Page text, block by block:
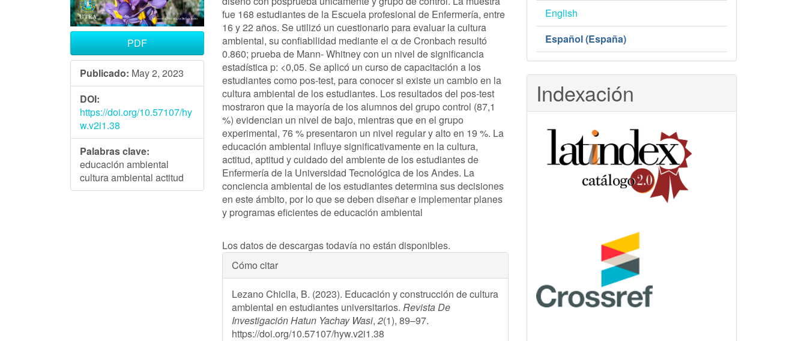
PDF
Publicado: May 2, 2023
DOI:
https://doi.org/10.57107/hy
w.v2i1.38
Palabras clave:
educación ambiental
cultura ambiental actitud
fue 168 estudiantes de la Escuela profesional de Enfermería, entre
16 y 22 años. Se utilizó un cuestionario para evaluar la cultura
ambiental, su confiabilidad mediante el α de Cronbach resultó
0.860; prueba de Mann- Whitney con un nivel de significancia
estadística p: <0,05. Se aplicó un curso de capacitación a los
estudiantes como pos-test, para conocer si existe un cambio en la
cultura ambiental de los estudiantes. Los resultados del pos-test
mostraron que la mayoría de los alumnos del grupo control (87,1
%) evidencian un nivel de bajo, mientras que en el grupo
experimental, 76 % presentaron un nivel regular y alto en 19 %. La
educación ambiental influye significativamente en la cultura,
actitud, aptitud y cuidado del ambiente de los estudiantes de
Enfermería de la Universidad Tecnológica de los Andes. La
conciencia ambiental de los estudiantes determina sus decisiones
en este ámbito, por lo que se deben diseñar e implementar planes
y programas eficientes de educación ambiental
Los datos de descargas todavía no están disponibles.
Detalles
del
artículo
Cómo citar
Lezano Chiclla, B. (2023). Educación y construcción de cultura
ambiental en estudiantes universitarios. Revista De
Investigación Hatun Yachay Wasi,2(1), 89–97.
https://doi.org/10.57107/hyw.v2i1.38
English
Español (España)
Indexación